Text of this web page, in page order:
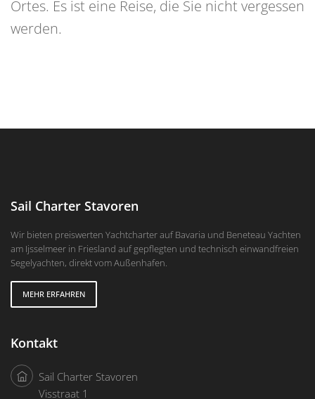
Ortes. Es ist eine Reise, die Sie nicht vergessen
werden.
Sail Charter Stavoren
Wir bieten preiswerten Yachtcharter auf Bavaria und Beneteau Yachten
am Ijsselmeer in Friesland auf gepflegten und technisch einwandfreien
Segelyachten, direkt vom Außenhafen.
MEHR ERFAHREN
Kontakt
Sail Charter Stavoren
Visstraat 1